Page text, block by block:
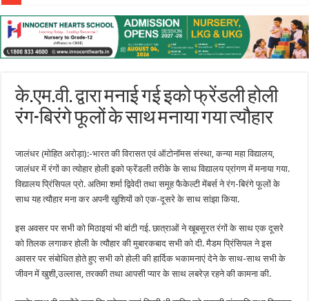
के.एम.वी. द्वारा मनाई गई इको फ्रेंडली होली
रंग-बिरंगे फूलों के साथ मनाया गया त्यौहार
जालंधर (मोहित अरोड़ा):-भारत की विरासत एवं ऑटोनॉमस संस्था, कन्या महा विद्यालय,
जालंधर में रंगों का त्योहार होली इको फ्रेंडली तरीके के साथ विद्यालय प्रांगण में मनाया गया.
विद्यालय प्रिंसिपल प्रो. अतिमा शर्मा द्विवेदी तथा समूह फैकेल्टी मेंबर्स ने रंग-बिरंगे फूलों के
साथ यह त्यौहार मना कर अपनी खुशियों को एक-दूसरे के साथ सांझा किया.
इस अवसर पर सभी को मिठाइयां भी बांटी गई. छात्राओं ने खूबसूरत रंगों के साथ एक दूसरे
को तिलक लगाकर होली के त्यौहार की मुबारकबाद सभी को दी. मैडम प्रिंसिपल ने इस
अवसर पर संबोधित होते हुए सभी को होली की हार्दिक भकामनाएं देने के साथ-साथ सभी के
जीवन में खुशी,उल्लास, तरक्की तथा आपसी प्यार के साथ लबरेज़ रहने की कामना की.